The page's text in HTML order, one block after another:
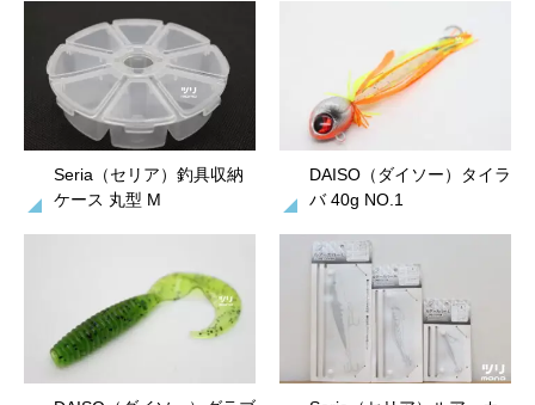
Seria（セリア）釣具収納
ケース 丸型 M
DAISO（ダイソー）タイラ
バ 40g NO.1